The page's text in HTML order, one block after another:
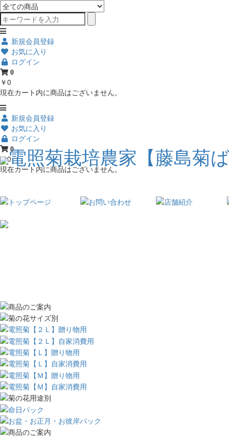
新規会員登録
お気に入り
ログイン
0
￥0
現在カート内に商品はございません。
新規会員登録
お気に入り
ログイン
0
￥0
現在カート内に商品はございません。